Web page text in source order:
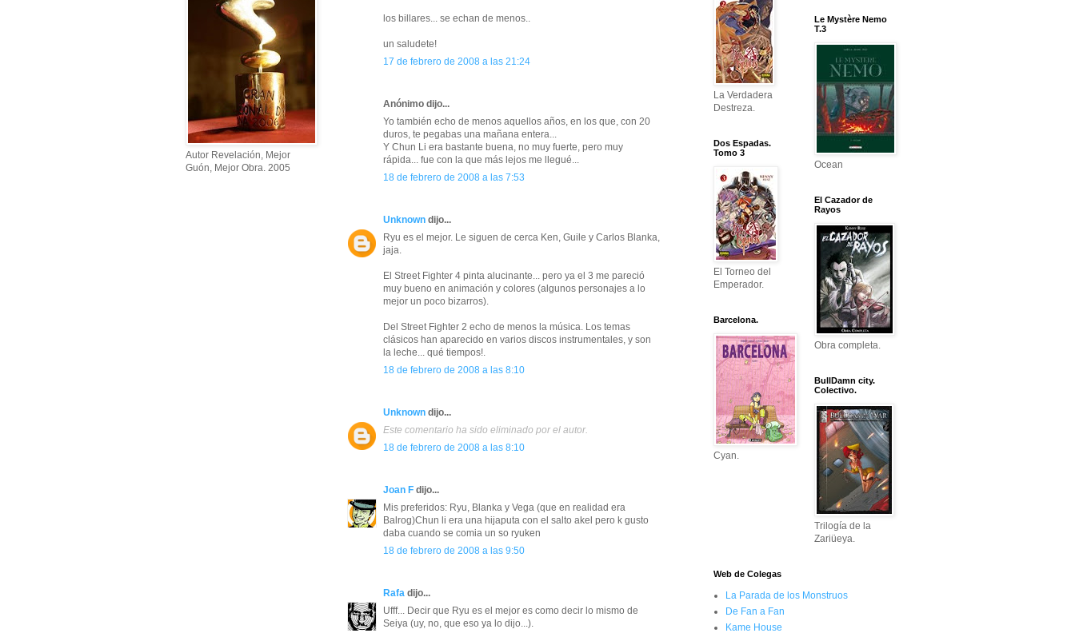
los billares... se echan de menos..
un saludete!
17 de febrero de 2008 a las 21:24
Anónimo dijo...
Yo también echo de menos aquellos años, en los que, con 20
duros, te pegabas una mañana entera...
Y Chun Li era bastante buena, no muy fuerte, pero muy
rápida... fue con la que más lejos me llegué...
18 de febrero de 2008 a las 7:53
Unknown dijo...
Ryu es el mejor. Le siguen de cerca Ken, Guile y Carlos Blanka,
jaja.
El Street Fighter 4 pinta alucinante... pero ya el 3 me pareció
muy bueno en animación y colores (algunos personajes a lo
mejor un poco bizarros).
Del Street Fighter 2 echo de menos la música. Los temas
clásicos han aparecido en varios discos instrumentales, y son
la leche... qué tiempos!.
18 de febrero de 2008 a las 8:10
Unknown dijo...
Este comentario ha sido eliminado por el autor.
18 de febrero de 2008 a las 8:10
Joan F dijo...
Mis preferidos: Ryu, Blanka y Vega (que en realidad era
Balrog)Chun li era una hijaputa con el salto akel pero k gusto
daba cuando se comia un so ryuken
18 de febrero de 2008 a las 9:50
Rafa dijo...
Ufff... Decir que Ryu es el mejor es como decir lo mismo de
Seiya (uy, no, que eso ya lo dijo...).
Autor Revelación, Mejor
Guón, Mejor Obra. 2005
La Verdadera
Destreza.
Dos Espadas.
Tomo 3
El Torneo del
Emperador.
Barcelona.
Cyan.
Le Mystère Nemo
T.3
Ocean
El Cazador de
Rayos
Obra completa.
BullDamn city.
Colectivo.
Trilogía de la
Zariüeya.
Web de Colegas
La Parada de los Monstruos
De Fan a Fan
Kame House